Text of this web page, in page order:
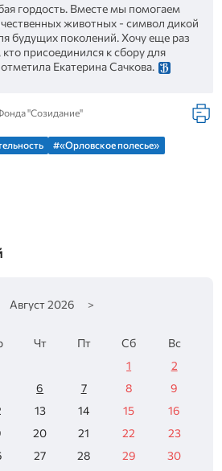
гордость. Вместе мы помогаем
животных - символ дикой
будущих поколений. Хочу еще раз
кто присоединился к сбору для
Екатерина Сачкова.
"Созидание"
#«Орловское полесье»
Август 2026 >
Чт Пт Сб
Вс
1
2
6 7 8
9
13 14 15
16
20 21 22
23
27 28 29
30